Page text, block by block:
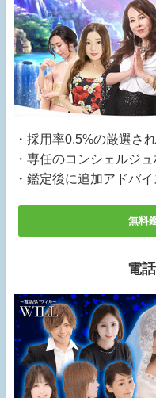
・採用率0.5%の厳選さ
・専任のコンシェルジ
・鑑定後に追加アドバ
無料
電